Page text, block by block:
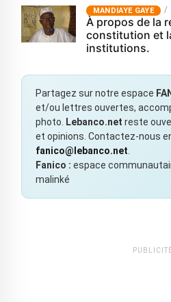
MANDIAYE GAYE
À propos de la
constitution et
institutions.
Partagez sur notre espace
et/ou lettres ouvertes,
photo.
Lebanco.net reste
et opinions. Contactez-nous
fanico@lebanco.net
Fanico : espace
malinké